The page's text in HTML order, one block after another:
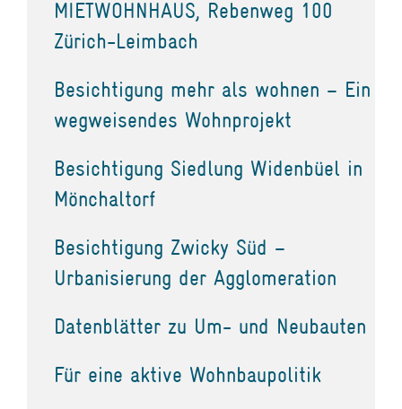
MIETWOHNHAUS, Rebenweg 100
Zürich-Leimbach
Besichtigung mehr als wohnen – Ein
wegweisendes Wohnprojekt
Besichtigung Siedlung Widenbüel in
Mönchaltorf
Besichtigung Zwicky Süd –
Urbanisierung der Agglomeration
Datenblätter zu Um- und Neubauten
Für eine aktive Wohnbaupolitik